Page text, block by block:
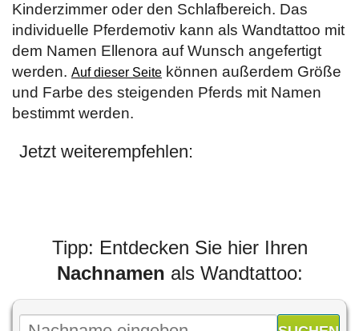
Kinderzimmer oder den Schlafbereich. Das
individuelle Pferdemotiv kann als Wandtattoo mit
dem Namen Ellenora auf Wunsch angefertigt
werden. Auf dieser Seite können außerdem Größe
und Farbe des steigenden Pferds mit Namen
bestimmt werden.
Jetzt weiterempfehlen:
Tipp: Entdecken Sie hier Ihren
Nachnamen als Wandtattoo: